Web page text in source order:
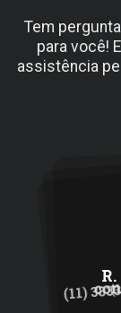
(11)
Tem
para você!
assistência